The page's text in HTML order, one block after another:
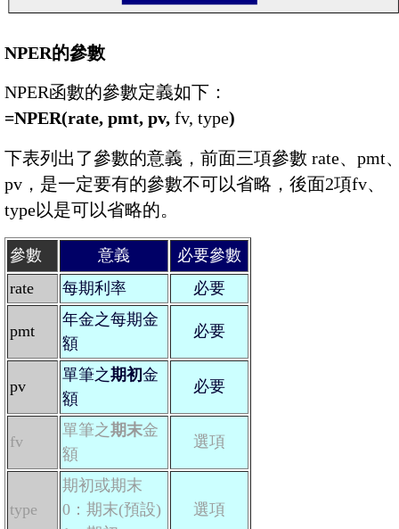
NPER的參數
NPER函數的參數定義如下：
=NPER(rate, pmt, pv, fv, type)
下表列出了參數的意義，前面三項參數 rate、pmt
pv，是一定要有的參數不可以省略，後面2項fv、
type以是可以省略的。
參數 意義
必要參數
rate
每期利率 必要
pmt
年金之每期金
額
必要
pv
單筆之期初金
額
必要
fv
單筆之期末金
額
選項
type
期初或期末
0：期末(預設)
選項